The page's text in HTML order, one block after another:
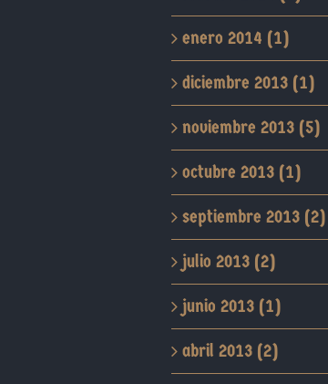
enero 2014 (1)
diciembre 2013 (1)
noviembre 2013 (5)
octubre 2013 (1)
septiembre 2013 (2)
julio 2013 (2)
junio 2013 (1)
abril 2013 (2)